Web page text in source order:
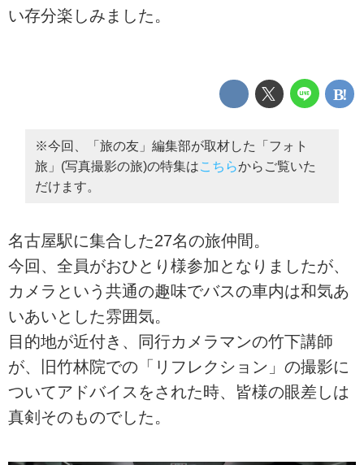
い存分楽しみました。
※今回、「旅の友」編集部が取材した「フォト
旅」(写真撮影の旅)の特集はこちらからご覧いた
だけます。
名古屋駅に集合した27名の旅仲間。
今回、全員がおひとり様参加となりましたが、
カメラという共通の趣味でバスの車内は和気あ
いあいとした雰囲気。
目的地が近付き、同行カメラマンの竹下講師
が、旧竹林院での「リフレクション」の撮影に
ついてアドバイスをされた時、皆様の眼差しは
真剣そのものでした。